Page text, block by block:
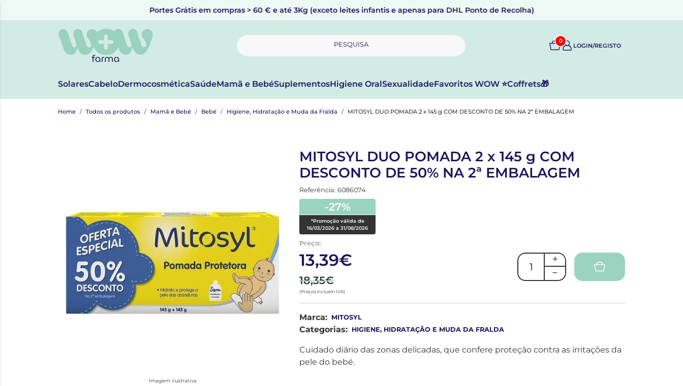
Portes Grátis em compras > 60 € e até 3Kg (exceto leites infantis e apenas para DHL Ponto de Recolha)
PESQUISA 0
LOGIN/REGISTO
SolaresCabeloDermocosméticaSaúdeMamã e BebéSuplementosHigiene OralSexualidadeFavoritos WOW ⭐Coffrets🎁
Home Todos os produtos Mamã e Bebé Bebé Higiene, Hidratação e Muda da Fralda MITOSYL DUO POMADA 2 x 145 g COM DESCONTO DE 50% NA 2ª EMBALAGEM
Imagem ilustrativa
MITOSYL DUO POMADA 2 x 145 g COM
DESCONTO DE 50% NA 2ª EMBALAGEM
Referência: 6086074
-27%
*Promoção válida de
16/03/2026 a 31/08/2026
Preço:
13,39€
18,35€
(Preços incluem IVA)
Marca: MITOSYL
Categorias: HIGIENE, HIDRATAÇÃO E MUDA DA FRALDA
Cuidado diário das zonas delicadas, que confere proteção contra as irritações da
pele do bebé.